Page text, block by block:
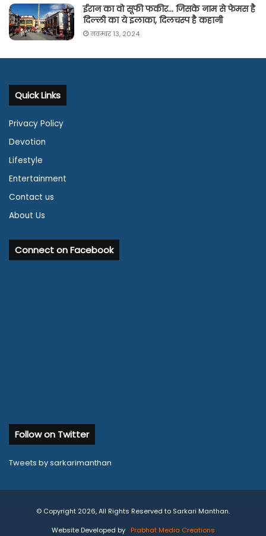
ईरान का वो सूफी फकीर… जिसके नाम से फेमस है
दिल्ली का ये इलाका, दिलचस्प है कहानी
नवम्बर 13, 2024
Quick Links
Privacy Policy
Devotion
Lifestyle
Entertainment
Contact us
About Us
Connect on Facebook
Follow on Twitter
Tweets by sarkarimanthan
© Copyright 2026, All Rights Reserved to Sarkari Manthan.
Website Developed by
Prabhat Media Creations